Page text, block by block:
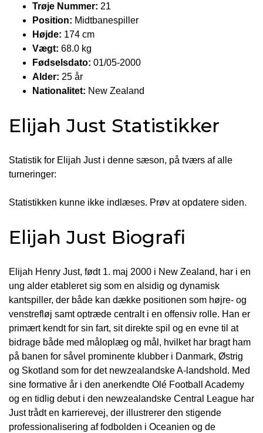
Trøje Nummer: 21
Position: Midtbanespiller
Højde: 174 cm
Vægt: 68.0 kg
Fødselsdato: 01/05-2000
Alder: 25 år
Nationalitet: New Zealand
Elijah Just Statistikker
Statistik for Elijah Just i denne sæson, på tværs af alle
turneringer:
Statistikken kunne ikke indlæses. Prøv at opdatere siden.
Elijah Just Biografi
Elijah Henry Just, født 1. maj 2000 i New Zealand, har i en
ung alder etableret sig som en alsidig og dynamisk
kantspiller, der både kan dække positionen som højre- og
venstrefløj samt optræde centralt i en offensiv rolle. Han er
primært kendt for sin fart, sit direkte spil og en evne til at
bidrage både med måloplæg og mål, hvilket har bragt ham
på banen for såvel prominente klubber i Danmark, Østrig
og Skotland som for det newzealandske A-landshold. Med
sine formative år i den anerkendte Olé Football Academy
og en tidlig debut i den newzealandske Central League har
Just trådt en karrierevej, der illustrerer den stigende
professionalisering af fodbolden i Oceanien og de